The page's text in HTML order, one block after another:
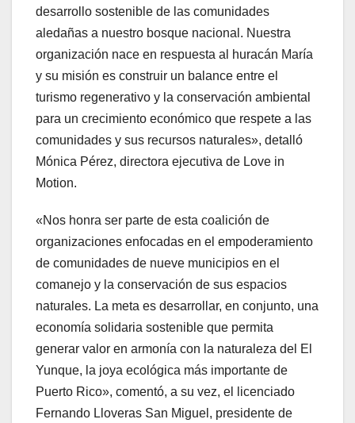
desarrollo sostenible de las comunidades
aledañas a nuestro bosque nacional. Nuestra
organización nace en respuesta al huracán María
y su misión es construir un balance entre el
turismo regenerativo y la conservación ambiental
para un crecimiento económico que respete a las
comunidades y sus recursos naturales», detalló
Mónica Pérez, directora ejecutiva de Love in
Motion.
«Nos honra ser parte de esta coalición de
organizaciones enfocadas en el empoderamiento
de comunidades de nueve municipios en el
comanejo y la conservación de sus espacios
naturales. La meta es desarrollar, en conjunto, una
economía solidaria sostenible que permita
generar valor en armonía con la naturaleza del El
Yunque, la joya ecológica más importante de
Puerto Rico», comentó, a su vez, el licenciado
Fernando Lloveras San Miguel, presidente de